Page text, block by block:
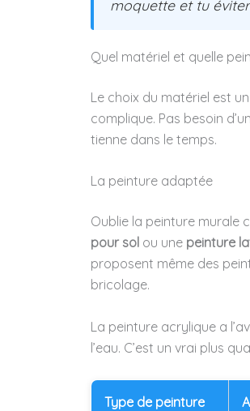
moquette et tu
Quel matériel et quelle
Le choix du matériel est
complique. Pas besoin
tienne dans le temps.
La peinture adaptée
Oublie la peinture murale
pour sol ou une peinture
proposent même des
bricolage.
La peinture acrylique a
l’eau. C’est un vrai plus
Type de peinture